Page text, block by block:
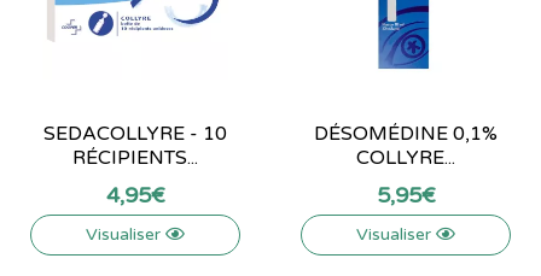
SEDACOLLYRE - 10
RÉCIPIENTS...
4,95€
Visualiser
DÉSOMÉDINE 0,1%
COLLYRE...
5,95€
Visualiser